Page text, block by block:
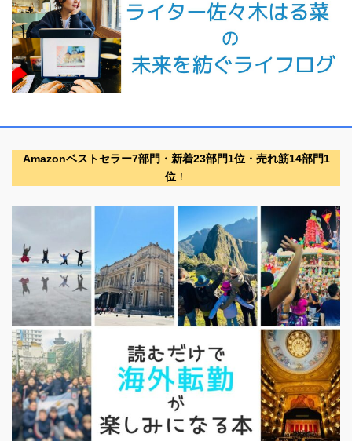
Amazonベストセラー7部門・新着23部門1位・売れ筋14部門1
位 ！